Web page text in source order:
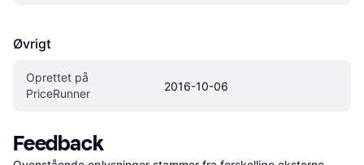
Øvrigt
Oprettet på
PriceRunner
2016-10-06
Feedback